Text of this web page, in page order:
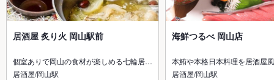
居酒屋 炙り火 岡山駅前
個室ありで岡山の食材が楽しめる七輪居…
居酒屋/岡山駅
海鮮つるべ 岡山店
本鮪や本格日本料理を居酒屋
居酒屋/岡山駅